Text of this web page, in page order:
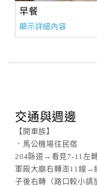
早餐
顯示詳細內容
交通與週邊
【開車族】
．馬公機場往民宿
204縣道→看見7-11左
軍殿大廟右轉澎11線→
子後右轉（路口較小